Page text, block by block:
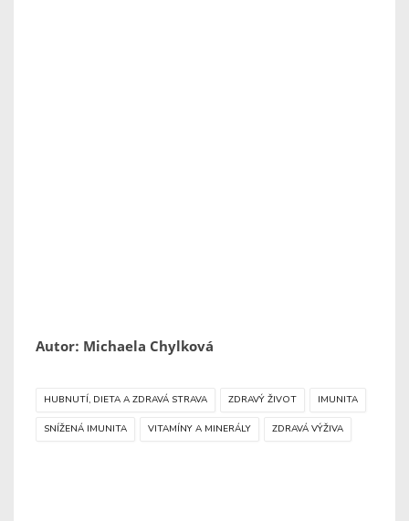
Autor: Michaela Chylková
HUBNUTÍ, DIETA A ZDRAVÁ STRAVA ZDRAVÝ ŽIVOT IMUNITA
SNÍŽENÁ IMUNITA VITAMÍNY A MINERÁLY ZDRAVÁ VÝŽIVA